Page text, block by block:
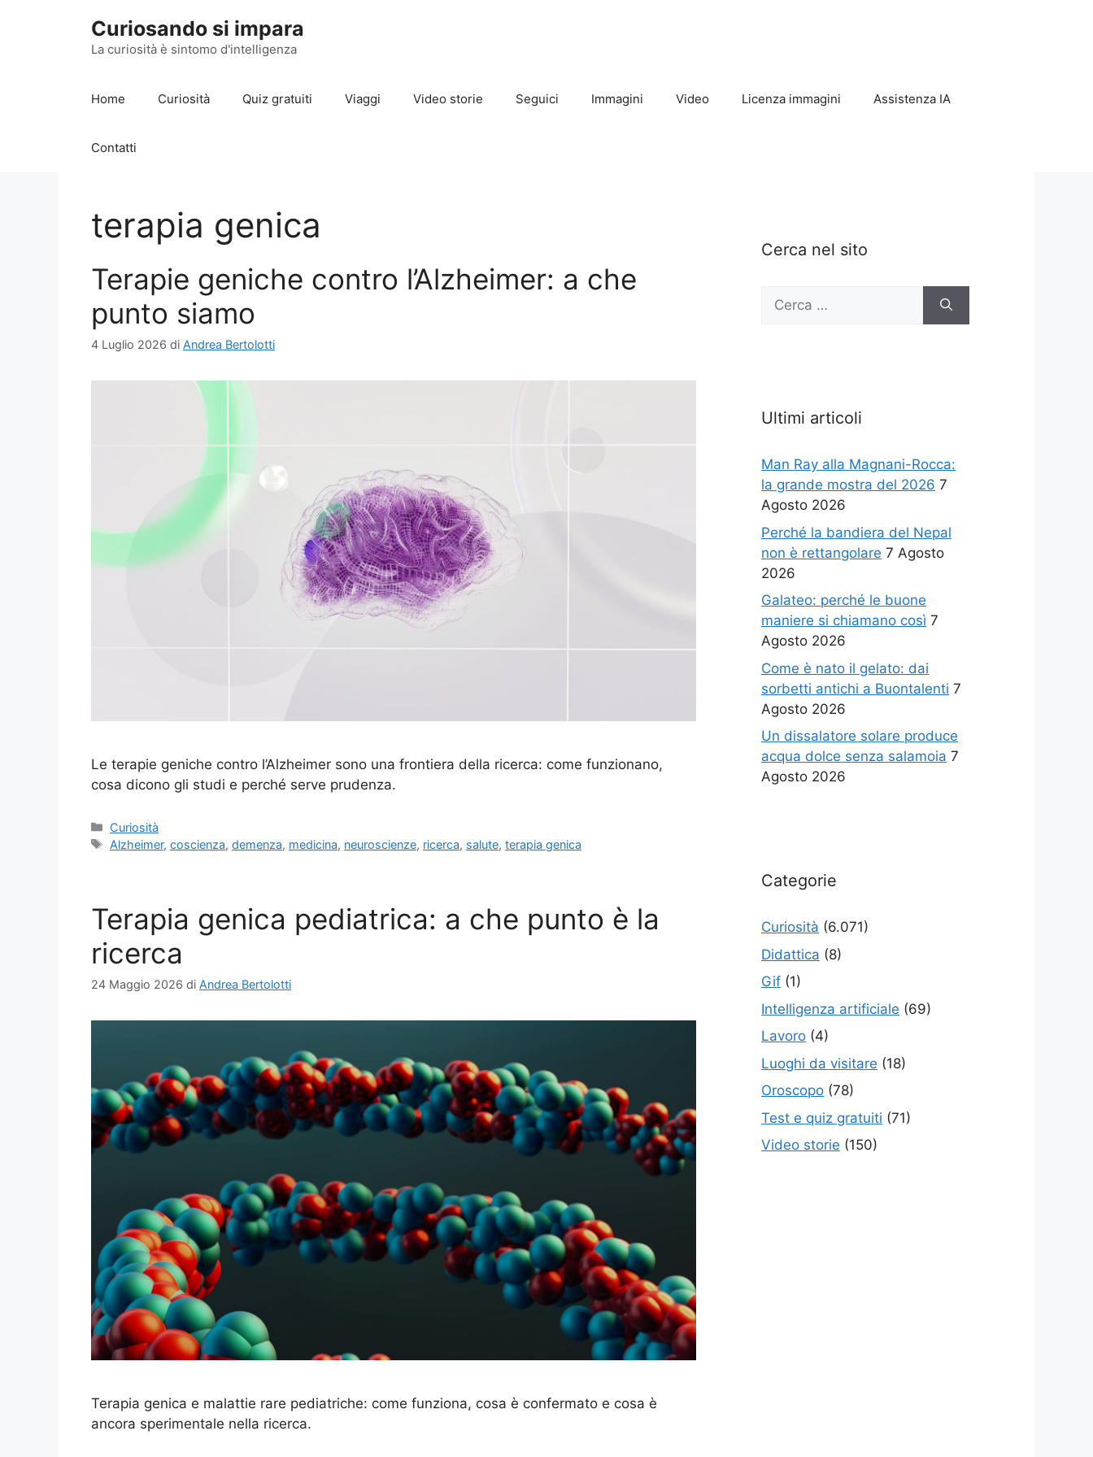
Curiosando si impara
La curiosità è sintomo d'intelligenza
Home Curiosità Quiz gratuiti Viaggi Video storie Seguici Immagini Video Licenza immagini Assistenza IA
Contatti
terapia genica
Terapie geniche contro l’Alzheimer: a che
punto siamo
4 Luglio 2026 di Andrea Bertolotti
Le terapie geniche contro l’Alzheimer sono una frontiera della ricerca: come funzionano,
cosa dicono gli studi e perché serve prudenza.
Categorie
Curiosità
Tag
Alzheimer,coscienza,demenza, medicina, neuroscienze, ricerca, salute,terapia genica
Terapia genica pediatrica: a che punto è la
ricerca
24 Maggio 2026 di Andrea Bertolotti
Terapia genica e malattie rare pediatriche: come funziona, cosa è confermato e cosa è
ancora sperimentale nella ricerca.
Cerca nel sito
Ricerca
Ultimi articoli
Man Ray alla Magnani-Rocca:
la grande mostra del 2026 7
Agosto 2026
Perché la bandiera del Nepal
non è rettangolare 7 Agosto
2026
Galateo: perché le buone
maniere si chiamano così 7
Agosto 2026
Come è nato il gelato: dai
sorbetti antichi a Buontalenti 7
Agosto 2026
Un dissalatore solare produce
acqua dolce senza salamoia 7
Agosto 2026
Categorie
Curiosità (6.071)
Didattica (8)
Gif (1)
Intelligenza artificiale (69)
Lavoro (4)
Luoghi da visitare (18)
Oroscopo (78)
Test e quiz gratuiti (71)
Video storie (150)